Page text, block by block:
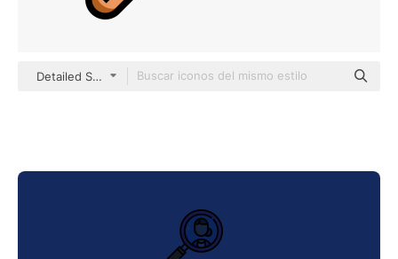
Detailed Straight Lineal color